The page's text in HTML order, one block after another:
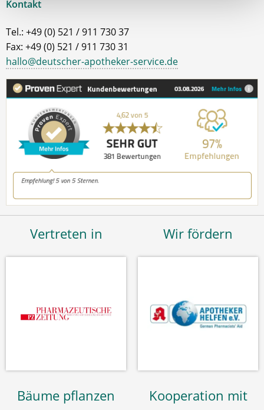
Kontakt
Tel.: +49 (0) 521 / 911 730 37
Fax: +49 (0) 521 / 911 730 31
hallo@deutscher-apotheker-service.de
Vertreten in Wir fördern
Bäume pflanzen Kooperation mit